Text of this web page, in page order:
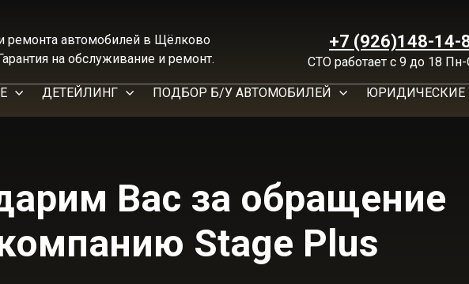
ремонта автомобилей в Щёлково
на обслуживание и ремонт.
+7 (926)148-14-
СТО работает с 9 до 18
ДЕТЕЙЛИНГ ПОДБОР Б/У АВТОМОБИЛЕЙ ЮРИДИЧЕСКИЕ
Вас за обращение
Stage Plus